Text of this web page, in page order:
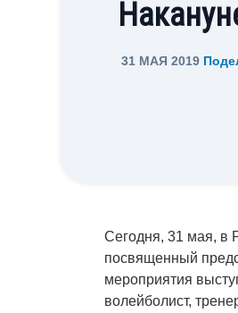
31 МАЯ 2019
Сегодня, 31 мая, в
посвященный
мероприятия
волейболист,